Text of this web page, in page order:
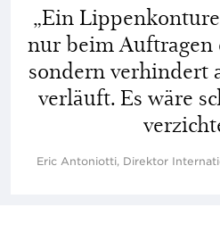
„Ein
nur beim Auftragen
sondern verhindert
verläuft. Es wäre
Eric Antoniotti, Direktor